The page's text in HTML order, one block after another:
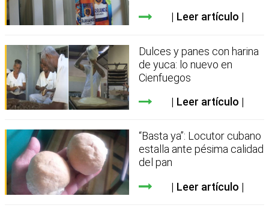
Leer artículo
Dulces y panes con harina
de yuca: lo nuevo en
Cienfuegos
Leer artículo
“Basta ya”: Locutor cubano
estalla ante pésima calidad
del pan
Leer artículo